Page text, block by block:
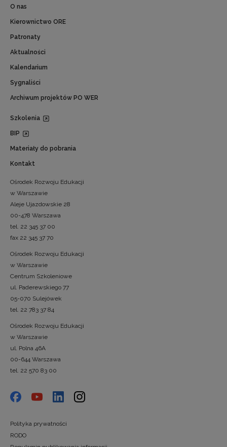
O nas
Kierownictwo ORE
Patronaty
Aktualności
Kalendarium
Sygnaliści
Archiwum projektów PO WER
Szkolenia
BIP
Materiały do pobrania
Kontakt
Ośrodek Rozwoju Edukacji
w Warszawie
Aleje Ujazdowskie 28
00-478 Warszawa
tel. 22 345 37 00
fax 22 345 37 70
Ośrodek Rozwoju Edukacji
w Warszawie
Centrum Szkoleniowe
ul. Paderewskiego 77
05-070 Sulejówek
tel. 22 783 37 84
Ośrodek Rozwoju Edukacji
w Warszawie
ul. Polna 46A
00-644 Warszawa
tel. 22 570 83 00
Polityka prywatności
RODO